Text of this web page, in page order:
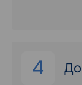
4